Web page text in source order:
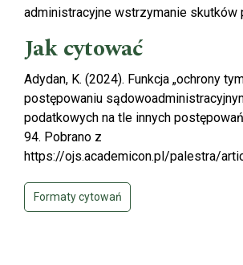
administracyjne wstrzymanie skutków
Jak cytować
Adydan, K. (2024). Funkcja „ochrony
postępowaniu
podatkowych na tle innych
94. Pobrano z
https://ojs.academicon.pl/palestra/
Formaty cytowań